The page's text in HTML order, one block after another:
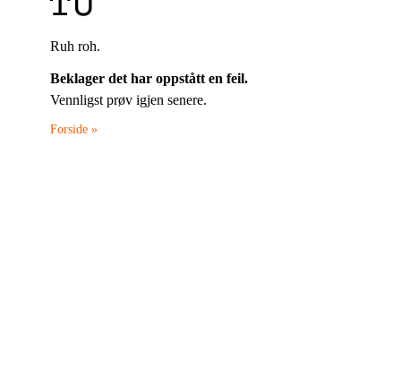
Ruh roh.
Beklager det har oppstått en feil.
Vennligst prøv igjen senere.
Forside »